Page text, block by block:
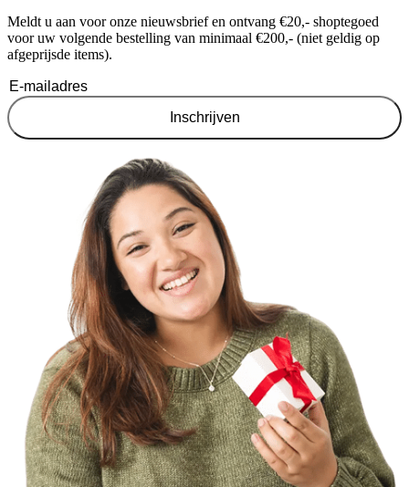
Meldt u aan voor onze nieuwsbrief en ontvang €20,- shoptegoed
voor uw volgende bestelling van minimaal €200,- (niet geldig op
afgeprijsde items).
Inschrijven